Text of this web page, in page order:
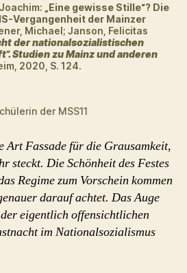
„ Eine gewisse Stille“? Die
Vergangenheit der Mainzer
Michael; Janson, Felicitas
der nationalsozialistischen
Studien zu Mainz und anderen
2020, S. 124.
der MSS11
Art Fassade für die Grausamkeit,
steckt. Die Schönheit des Festes
Regime zum Vorschein kommen
darauf achtet. Das Auge
eigentlich offensichtlichen
im Nationalsozialismus